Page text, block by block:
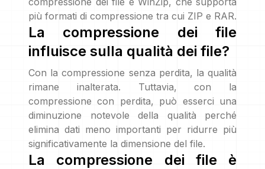
più formati di compressione tra cui ZIP e RAR.
La compressione dei file
influisce sulla qualità dei file?
Con la compressione senza perdita, la qualità
rimane inalterata. Tuttavia, con la
compressione con perdita, può esserci una
diminuzione notevole della qualità perché
elimina dati meno importanti per ridurre più
significativamente la dimensione del file.
La compressione dei file è